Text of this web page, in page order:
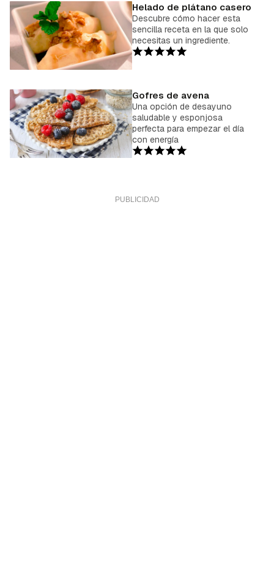
Helado de plátano casero
Descubre cómo hacer esta
sencilla receta en la que solo
necesitas un ingrediente.
Gofres de avena
Una opción de desayuno
saludable y esponjosa
perfecta para empezar el día
con energía